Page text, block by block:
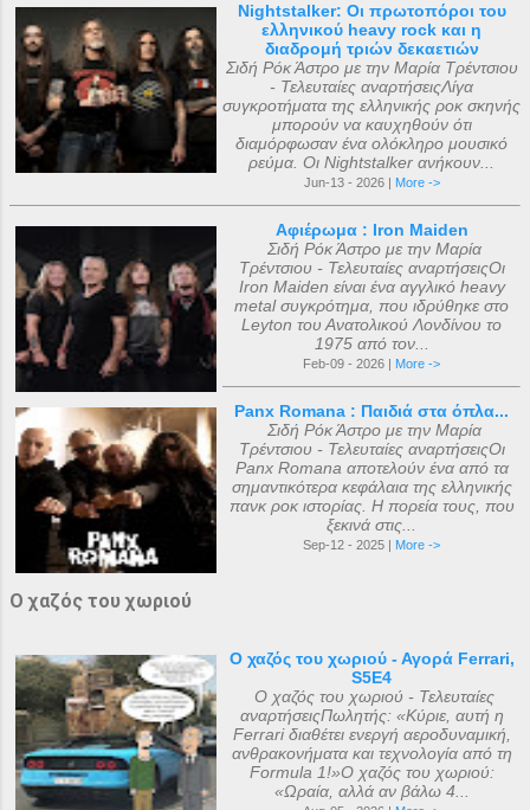
Nightstalker: Οι πρωτοπόροι του
ελληνικού heavy rock και η
διαδρομή τριών δεκαετιών
Σιδή Ρόκ Άστρο με την Μαρία Τρέντσιου
- Τελευταίες αναρτήσειςΛίγα
συγκροτήματα της ελληνικής ροκ σκηνής
μπορούν να καυχηθούν ότι
διαμόρφωσαν ένα ολόκληρο μουσικό
ρεύμα. Οι Nightstalker ανήκουν...
Jun-13 - 2026 | More ->
Αφιέρωμα : Iron Maiden
Σιδή Ρόκ Άστρο με την Μαρία
Τρέντσιου - Τελευταίες αναρτήσειςΟι
Iron Maiden είναι ένα αγγλικό heavy
metal συγκρότημα, που ιδρύθηκε στο
Leyton του Ανατολικού Λονδίνου το
1975 από τον...
Feb-09 - 2026 | More ->
Panx Romana : Παιδιά στα όπλα...
Σιδή Ρόκ Άστρο με την Μαρία
Τρέντσιου - Τελευταίες αναρτήσειςΟι
Panx Romana αποτελούν ένα από τα
σημαντικότερα κεφάλαια της ελληνικής
πανκ ροκ ιστορίας. Η πορεία τους, που
ξεκινά στις...
Sep-12 - 2025 | More ->
Ο χαζός του χωριού
Ο χαζός του χωριού - Αγορά Ferrari,
S5E4
Ο χαζός του χωριού - Τελευταίες
αναρτήσειςΠωλητής: «Κύριε, αυτή η
Ferrari διαθέτει ενεργή αεροδυναμική,
ανθρακονήματα και τεχνολογία από τη
Formula 1!»Ο χαζός του χωριού:
«Ωραία, αλλά αν βάλω 4...